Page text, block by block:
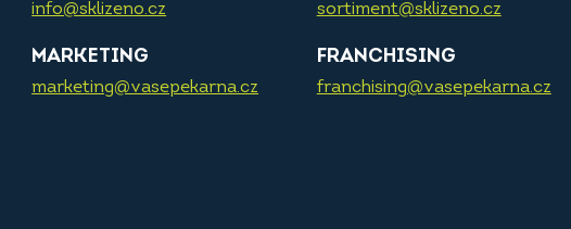
info@sklizeno.cz sortiment@sklizeno.cz
MARKETING
marketing@vasepekarna.cz
FRANCHISING
franchising@vasepekarna.cz